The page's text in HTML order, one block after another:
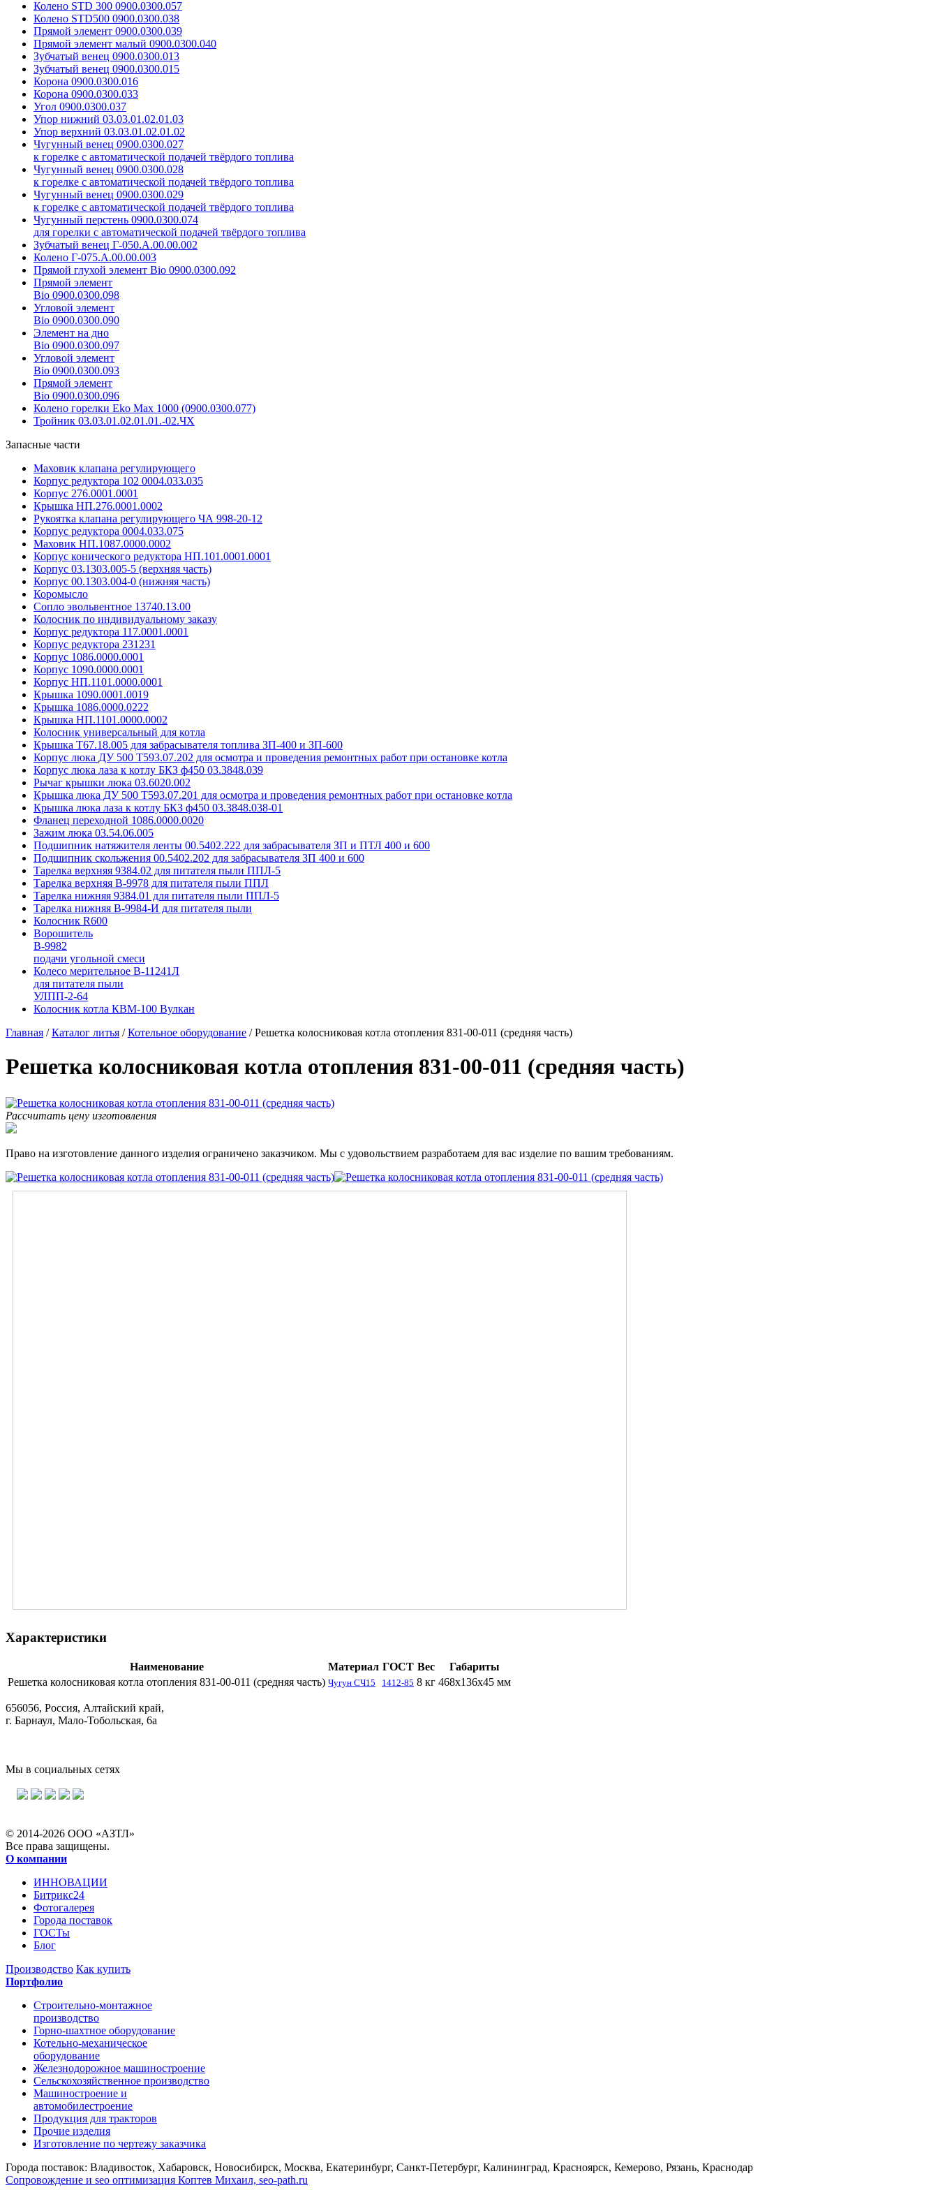
Колено STD 300 0900.0300.057
Колено STD500 0900.0300.038
Прямой элемент 0900.0300.039
Прямой элемент малый 0900.0300.040
Зубчатый венец 0900.0300.013
Зубчатый венец 0900.0300.015
Корона 0900.0300.016
Корона 0900.0300.033
Угол 0900.0300.037
Упор нижний 03.03.01.02.01.03
Упор верхний 03.03.01.02.01.02
Чугунный венец 0900.0300.027
к горелке с автоматической подачей твёрдого топлива
Чугунный венец 0900.0300.028
к горелке с автоматической подачей твёрдого топлива
Чугунный венец 0900.0300.029
к горелке с автоматической подачей твёрдого топлива
Чугунный перстень 0900.0300.074
для горелки с автоматической подачей твёрдого топлива
Зубчатый венец Г-050.А.00.00.002
Колено Г-075.А.00.00.003
Прямой глухой элемент Bio 0900.0300.092
Прямой элемент
Bio 0900.0300.098
Угловой элемент
Bio 0900.0300.090
Элемент на дно
Bio 0900.0300.097
Угловой элемент
Bio 0900.0300.093
Прямой элемент
Bio 0900.0300.096
Колено горелки Eko Max 1000 (0900.0300.077)
Тройник 03.03.01.02.01.01.-02.ЧХ
Запасные части
Маховик клапана регулирующего
Корпус редуктора 102 0004.033.035
Корпус 276.0001.0001
Крышка НП.276.0001.0002
Рукоятка клапана регулирующего ЧА 998-20-12
Корпус редуктора 0004.033.075
Маховик НП.1087.0000.0002
Корпус конического редуктора НП.101.0001.0001
Корпус 03.1303.005-5 (верхняя часть)
Корпус 00.1303.004-0 (нижняя часть)
Коромысло
Сопло эвольвентное 13740.13.00
Колосник по индивидуальному заказу
Корпус редуктора 117.0001.0001
Корпус редуктора 231231
Корпус 1086.0000.0001
Корпус 1090.0000.0001
Корпус НП.1101.0000.0001
Крышка 1090.0001.0019
Крышка 1086.0000.0222
Крышка НП.1101.0000.0002
Колосник универсальный для котла
Крышка Т67.18.005 для забрасывателя топлива ЗП-400 и ЗП-600
Корпус люка ДУ 500 Т593.07.202 для осмотра и проведения ремонтных работ при остановке котла
Корпус люка лаза к котлу БКЗ ф450 03.3848.039
Рычаг крышки люка 03.6020.002
Крышка люка ДУ 500 Т593.07.201 для осмотра и проведения ремонтных работ при остановке котла
Крышка люка лаза к котлу БКЗ ф450 03.3848.038-01
Фланец переходной 1086.0000.0020
Зажим люка 03.54.06.005
Подшипник натяжителя ленты 00.5402.222 для забрасывателя ЗП и ПТЛ 400 и 600
Подшипник скольжения 00.5402.202 для забрасывателя ЗП 400 и 600
Тарелка верхняя 9384.02 для питателя пыли ППЛ-5
Тарелка верхняя В-9978 для питателя пыли ППЛ
Тарелка нижняя 9384.01 для питателя пыли ППЛ-5
Тарелка нижняя В-9984-И для питателя пыли
Колосник R600
Ворошитель
В-9982
подачи угольной смеси
Колесо мерительное В-11241Л
для питателя пыли
УЛПП-2-64
Колосник котла КВМ-100 Вулкан
Главная /Каталог литья /Котельное оборудование /Решетка колосниковая котла отопления 831-00-011 (средняя часть)
Решетка колосниковая котла отопления 831-00-011 (средняя часть)
Рассчитать цену изготовления
Право на изготовление данного изделия ограничено заказчиком. Мы с удовольствием разработаем для вас изделие по вашим требованиям.
Характеристики
Наименование Материал ГОСТ Вес
Габариты
Решетка колосниковая котла отопления 831-00-011 (средняя часть) Чугун СЧ15 1412-85 8 кг 468х136х45 мм
656056, Россия, Алтайский край,
г. Барнаул, Мало-Тобольская, 6а
Мы в социальных сетях
© 2014-2026 ООО «АЗТЛ»
Все права защищены.
О компании
ИННОВАЦИИ
Битрикс24
Фотогалерея
Города поставок
ГОСТы
Блог
Производство Как купить
Портфолио
Строительно-монтажное
производство
Горно-шахтное оборудование
Котельно-механическое
оборудование
Железнодорожное машиностроение
Сельскохозяйственное производство
Машиностроение и
автомобилестроение
Продукция для тракторов
Прочие изделия
Изготовление по чертежу заказчика
Города поставок: Владивосток, Хабаровск, Новосибирск, Москва, Екатеринбург, Санкт-Петербург, Калининград, Красноярск, Кемерово, Рязань, Краснодар
Сопровождение и seo оптимизация Коптев Михаил, seo-path.ru